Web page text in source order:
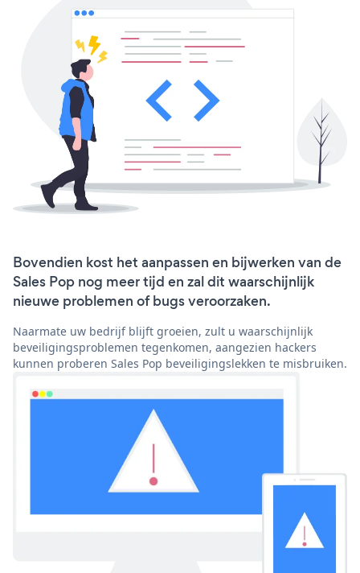
Bovendien kost het aanpassen en bijwerken van de
Sales Pop nog meer tijd en zal dit waarschijnlijk
nieuwe problemen of bugs veroorzaken.
Naarmate uw bedrijf blijft groeien, zult u waarschijnlijk
beveiligingsproblemen tegenkomen, aangezien hackers
kunnen proberen Sales Pop beveiligingslekken te misbruiken.